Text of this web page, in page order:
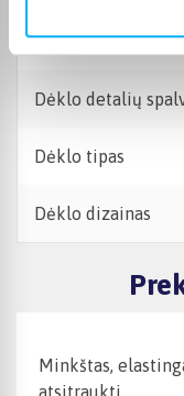
Telefono modelis
Dėklo detalių
Dėklo tipas
Dėklo dizainas
Minkštas,